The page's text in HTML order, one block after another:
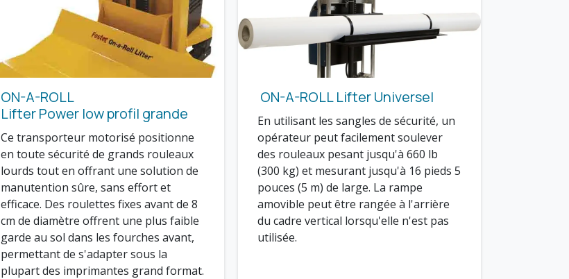
ON-A-ROLL
Lifter Power low profil grande
Ce transporteur motorisé positionne
en toute sécurité de grands rouleaux
lourds tout en offrant une solution de
manutention sûre, sans effort et
efficace. Des roulettes fixes avant de 8
cm de diamètre offrent une plus faible
garde au sol dans les fourches avant,
permettant de s'adapter sous la
plupart des imprimantes grand format.
ON-A-ROLL Lifter Universel
En utilisant les sangles de sécurité, un
opérateur peut facilement soulever
des rouleaux pesant jusqu'à 660 lb
(300 kg) et mesurant jusqu'à 16 pieds 5
pouces (5 m) de large. La rampe
amovible peut être rangée à l'arrière
du cadre vertical lorsqu'elle n'est pas
utilisée.